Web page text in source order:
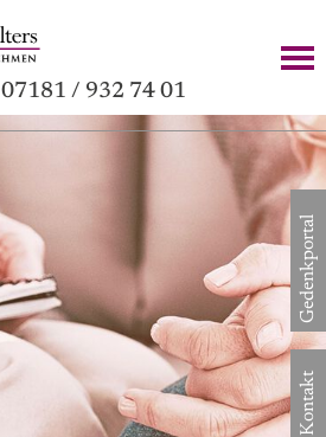
07181 / 932 74 01
Gedenkportal
Kontakt